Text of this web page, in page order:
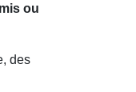
ou
des